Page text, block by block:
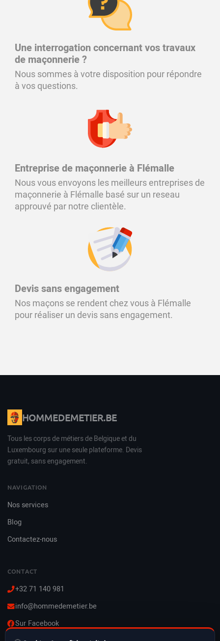
Une interrogation concernant vos travaux
de maçonnerie ?
Nous sommes à votre disposition pour répondre
à vos questions.
Entreprise de maçonnerie à Flémalle
Nous vous envoyons les meilleurs entreprises de
maçonnerie à Flémalle basé sur un reseau
approuvé par notre clientèle.
Devis sans engagement
Nos maçons se rendent chez vous à Flémalle
pour réaliser un devis sans engagement.
HOMMEDEMETIER.BE
Tous les corps de métiers de Belgique et du
Luxembourg sur une seule plateforme. Devis
gratuit, sans engagement.
NAVIGATION
Nos services
Blog
Contactez-nous
CONTACT
+32 71 140 981
info@hommedemetier.be
Sur Facebook